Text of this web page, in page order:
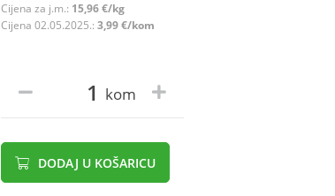
Cijena za j.m.: 15,96 €/kg
Cijena 02.05.2025.: 3,99 €/kom
kom
DODAJ U KOŠARICU